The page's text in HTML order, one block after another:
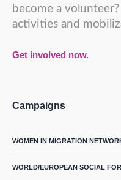
become a
activities and
Get involved now.
Campaigns
WOMEN IN MIGRATION
WORLD/EUROPEAN SOCIAL